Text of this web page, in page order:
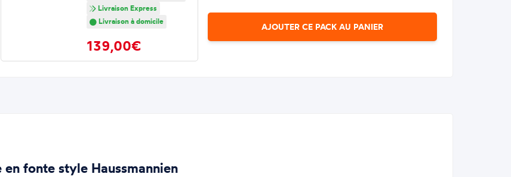
Livraison Express
Livraison à domicile
139,00€
AJOUTER CE PACK AU PANIER
fonte style Haussmannien